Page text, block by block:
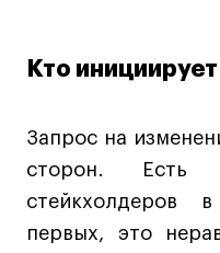
Работы студентов
«Живые» проекты
Участие в выставках
Britanka New
Кто
Запрос на
сторон. Есть
стейкхолдеров
первых, это